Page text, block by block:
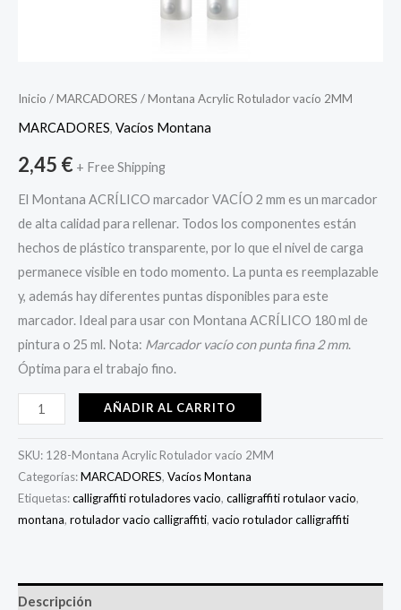
Inicio /MARCADORES / Montana Acrylic Rotulador vacío 2MM
MARCADORES, Vacíos Montana
2,45 € + Free Shipping
El Montana ACRÍLICO marcador VACÍO 2 mm es un marcador
de alta calidad para rellenar. Todos los componentes están
hechos de plástico transparente, por lo que el nivel de carga
permanece visible en todo momento. La punta es reemplazable
y, además hay diferentes puntas disponibles para este
marcador. Ideal para usar con Montana ACRÍLICO 180 ml de
pintura o 25 ml. Nota: Marcador vacío con punta fina 2 mm.
Óptima para el trabajo fino.
AÑADIR AL CARRITO
SKU: 128-Montana Acrylic Rotulador vacío 2MM
Categorías:MARCADORES, Vacíos Montana
Etiquetas:calligraffiti rotuladores vacio, calligraffiti rotulaor vacio,
montana, rotulador vacio calligraffiti, vacio rotulador calligraffiti
Descripción